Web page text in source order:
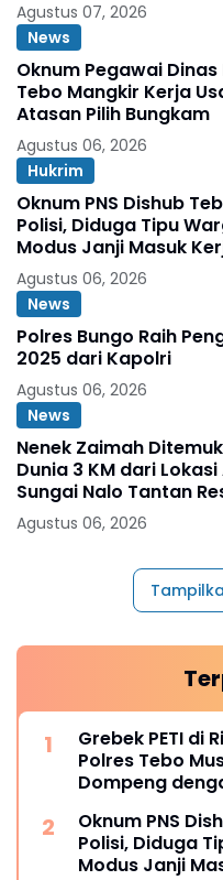
Agustus 07, 2026
News
Oknum Pegawai
Tebo Mangkir Kerja
Atasan Pilih Bungkam
Agustus 06, 2026
Hukrim
Oknum PNS Dishub
Polisi, Diduga Tipu
Modus Janji Masuk
Agustus 06, 2026
News
Polres Bungo Raih
2025 dari Kapolri
Agustus 06, 2026
News
Nenek Zaimah
Dunia 3 KM dari
Sungai Nalo Tantan
Agustus 06, 2026
Grebek PETI di
Polres Tebo
Dompeng
Oknum PNS
Polisi, Diduga
Modus Janji